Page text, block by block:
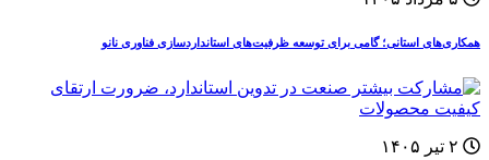
همکاری‌های استانی؛ گامی برای توسعه ظرفیت‌های استانداردسازی فناوری نانو